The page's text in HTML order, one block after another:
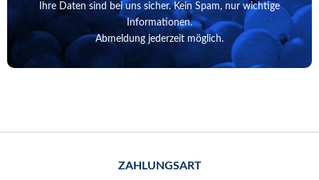
Ihre Daten sind bei uns sicher. Kein Spam, nur wichtige
Informationen.
Abmeldung jederzeit möglich.
ZAHLUNGSART